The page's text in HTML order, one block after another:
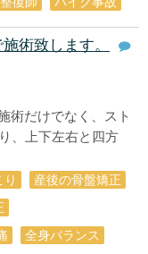
術致します。
術だけでなく、スト
、上下左右と四方
り
産後の骨盤矯正
全身バランス